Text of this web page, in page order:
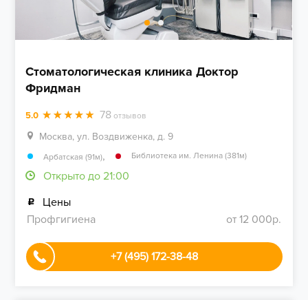
Стоматологическая клиника Доктор
Фридман
5.0 78 отзывов
Москва, ул. Воздвиженка, д. 9
Арбатская (91м), Библиотека им. Ленина (381м)
Открыто до 21:00
Цены
Профгигиена
от 12 000р.
+7 (495) 172-38-48